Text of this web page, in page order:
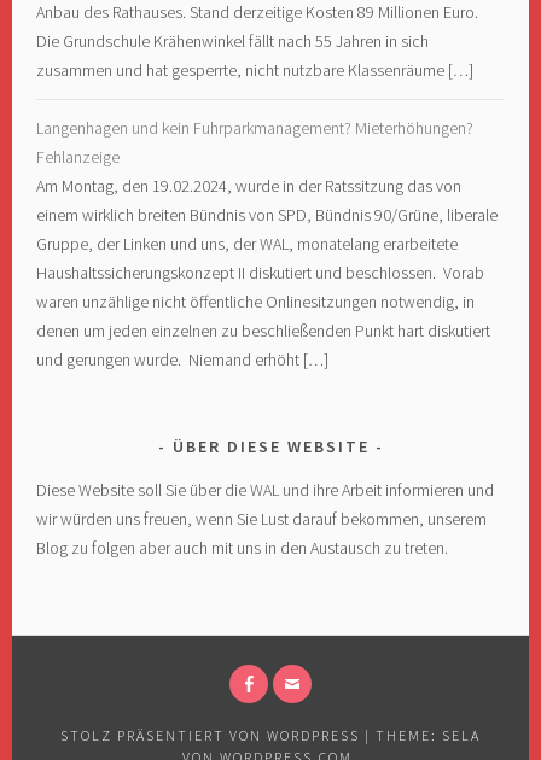
Anbau des Rathauses. Stand derzeitige Kosten 89 Millionen Euro.
Die Grundschule Krähenwinkel fällt nach 55 Jahren in sich
zusammen und hat gesperrte, nicht nutzbare Klassenräume […]
Langenhagen und kein Fuhrparkmanagement? Mieterhöhungen?
Fehlanzeige
Am Montag, den 19.02.2024, wurde in der Ratssitzung das von
einem wirklich breiten Bündnis von SPD, Bündnis 90/Grüne, liberale
Gruppe, der Linken und uns, der WAL, monatelang erarbeitete
Haushaltssicherungskonzept II diskutiert und beschlossen. Vorab
waren unzählige nicht öffentliche Onlinesitzungen notwendig, in
denen um jeden einzelnen zu beschließenden Punkt hart diskutiert
und gerungen wurde. Niemand erhöht […]
ÜBER DIESE WEBSITE
Diese Website soll Sie über die WAL und ihre Arbeit informieren und
wir würden uns freuen, wenn Sie Lust darauf bekommen, unserem
Blog zu folgen aber auch mit uns in den Austausch zu treten.
MAIL
STOLZ PRÄSENTIERT VON WORDPRESS | THEME: SELA